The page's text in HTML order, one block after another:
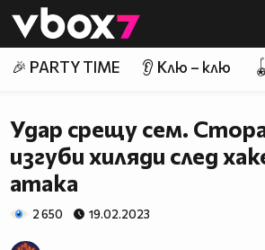
👾
🎉 PARTY TIME 👂 Клю – клю
Удар срещу сем.
изгуби хиляди след
атака
2 650 19.02.2023